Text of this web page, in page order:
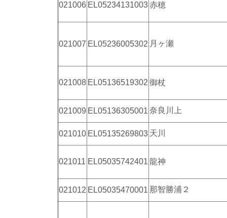
021006 EL05234131003赤穂
021007 EL05236005302 月ヶ瀬
021008 EL05136519302 御杖
021009 EL05136305001 奈良川上
021010 EL05135269803 天川
021011 EL05035742401 龍神
021012 EL05035470001 那智勝浦２